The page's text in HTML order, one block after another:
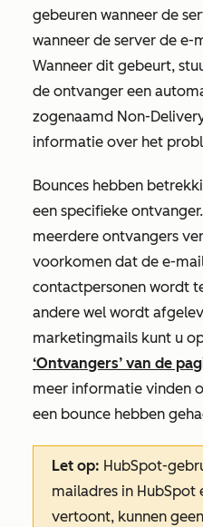
gebeuren wanneer de
wanneer de server de e-
Wanneer dit gebeurt,
de ontvanger een
zogenaamd Non-
informatie over het
Bounces hebben
een specifieke
meerdere ontvangers
voorkomen dat de e-
contactpersonen wordt
andere wel wordt
marketingmails kunt u
‘Ontvangers’ van de
meer informatie vinden
een bounce hebben
Let op: HubSpot-
mailadres in HubSpot
vertoont, kunnen geen